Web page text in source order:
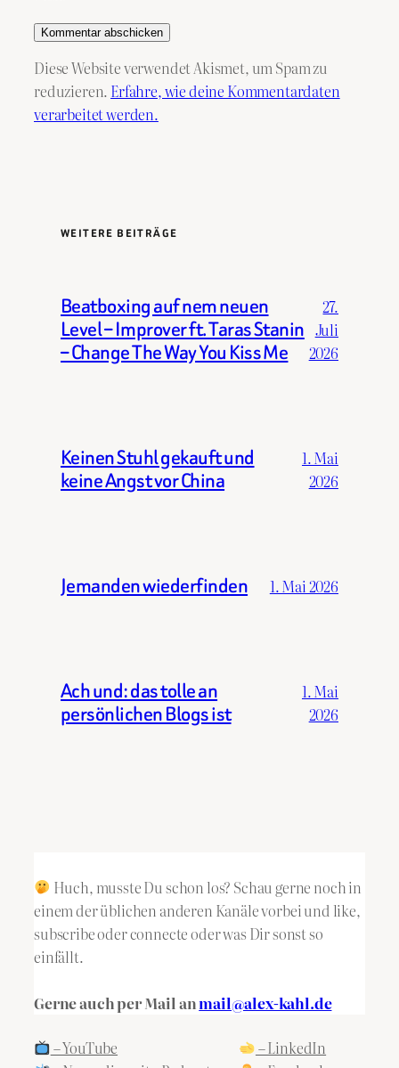
Diese Website verwendet Akismet, um Spam zu
reduzieren. Erfahre, wie deine Kommentardaten
verarbeitet werden.
WEITERE BEITRÄGE
Beatboxing auf nem neuen
Level – Improver ft. Taras Stanin
– Change The Way You Kiss Me
27.
Juli
2026
Keinen Stuhl gekauft und
keine Angst vor China
1. Mai
2026
Jemanden wiederfinden 1. Mai 2026
Ach und: das tolle an
persönlichen Blogs ist
1. Mai
2026
Huch, musste Du schon los? Schau gerne noch in
einem der üblichen anderen Kanäle vorbei und like,
subscribe oder connecte oder was Dir sonst so
einfällt.
Gerne auch per Mail anmail@alex-kahl.de
– YouTube
– LinkedIn